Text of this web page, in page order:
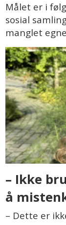
Målet er i
sosial
manglet
– Ikke
å
– Dette er